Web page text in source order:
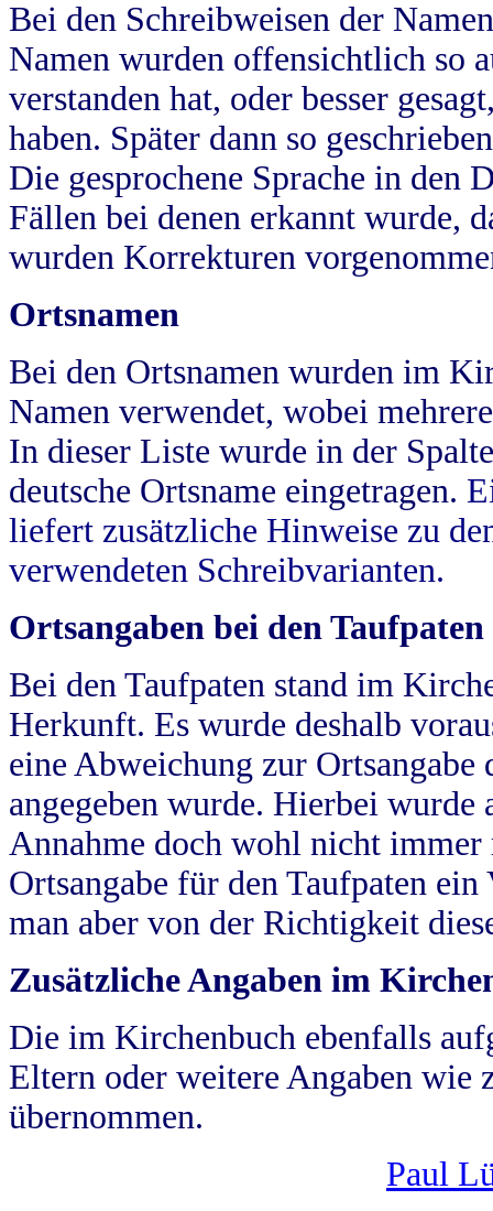
Bei den Schreibweisen der
Namen wurden offensichtlich so
verstanden hat, oder besser
haben. Später dann so
Die gesprochene Sprache in
Fällen bei denen erkannt wurde,
wurden Korrekturen
Ortsnamen
Bei den Ortsnamen wurden im
Namen verwendet, wobei
In dieser Liste wurde in der
deutsche Ortsname eingetragen.
liefert zusätzliche Hinweise zu
verwendeten Schreibvarianten.
Ortsangaben bei den Taufpaten
Bei den Taufpaten stand im
Herkunft. Es wurde deshalb
eine Abweichung zur
angegeben wurde. Hierbei wurde
Annahme doch wohl nicht
Ortsangabe für den Taufpaten
man aber von der Richtigkeit
Zusätzliche Angaben im
Die im Kirchenbuch ebenfalls
Eltern oder weitere Angaben wie
übernommen.
Paul